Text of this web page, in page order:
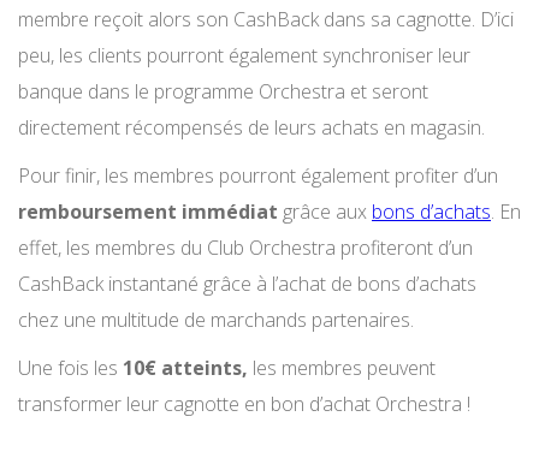
membre reçoit alors son CashBack dans sa cagnotte. D’ici
peu, les clients pourront également synchroniser leur
banque dans le programme Orchestra et seront
directement récompensés de leurs achats en magasin.
Pour finir, les membres pourront également profiter d’un
remboursement immédiat grâce aux bons d’achats. En
effet, les membres du Club Orchestra profiteront d’un
CashBack instantané grâce à l’achat de bons d’achats
chez une multitude de marchands partenaires.
Une fois les 10€ atteints, les membres peuvent
transformer leur cagnotte en bon d’achat Orchestra !